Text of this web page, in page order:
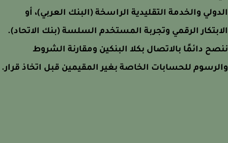
والخدمة التقليدية الراسخة (البنك العربي)، أو
الرقمي وتجربة المستخدم السلسة (بنك الاتحاد).
دائمًا بالاتصال بكلا البنكين ومقارنة الشروط
للحسابات الخاصة بغير المقيمين قبل اتخاذ قرار.